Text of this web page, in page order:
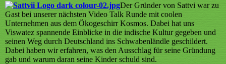
Der Gründer von Sattvi war zu
Gast bei unserer nächsten Video Talk Runde mit coolen
Unternehmen aus dem Ökogeschirr Kosmos. Dabei hat uns
Viswatez spannende Einblicke in die indische Kultur gegeben und
seinen Weg durch Deutschland ins Schwabenländle geschildert.
Dabei haben wir erfahren, was den Ausschlag für seine Gründung
gab und warum daran seine Kinder schuld sind.